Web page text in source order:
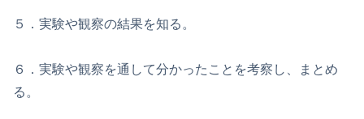
５．実験や観察の結果を知る。
６．実験や観察を通して分かったことを考察し、まとめ
る。